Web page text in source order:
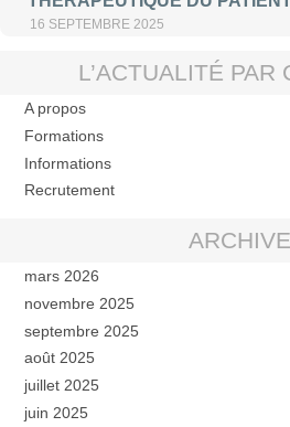
16 SEPTEMBRE 2025
L’ACTUALITÉ PAR
A propos
Formations
Informations
Recrutement
mars 2026
novembre 2025
septembre 2025
août 2025
juillet 2025
juin 2025